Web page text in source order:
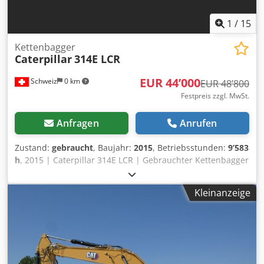
1 / 15
Schweiz 0 km
Kettenbagger
Caterpillar314E LCR
EUR 44’000EUR 48’800
Festpreis zzgl. MwSt.
Anfragen Anrufen
Zustand: gebraucht, Baujahr: 2015, Betriebsstunden: 9’583
h, 2015 | Caterpillar 314E LCR | Gebrauchter Kettenbagger
| 9583 hours 📍Location: Schweiz 🚛 Delivery available to
your destination – Use our shipping calculator to estimate
transport costs! 💰 Buy Now for EUR 44000 or Make an
by an independent expert 65 Inspektionspunkte 53
genehmigt ✅ 11 unvollkommene ℹ️ 1 Ausgaben ⚠️ 📌
Inspector's Comment: KIPPLÖFFEL NICHT INBEGRIFFEN. Gut
Kleinanzeige